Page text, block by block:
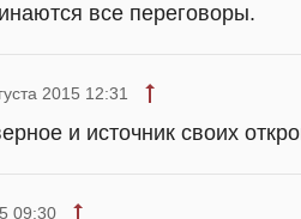
все переговоры.
2015 12:31
и источник своих
09:30